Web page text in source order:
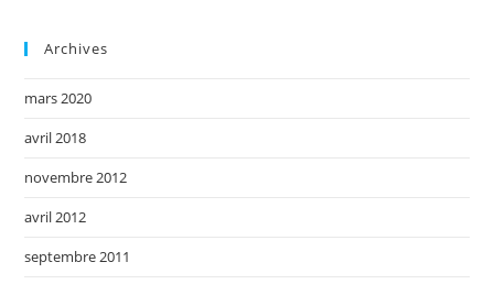
Archives
mars 2020
avril 2018
novembre 2012
avril 2012
septembre 2011